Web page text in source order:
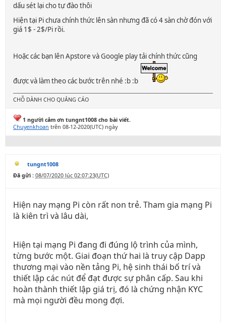
dấu sét lại cho tự đào thôi
Hiện tại Pi chưa chính thức lên sàn nhưng đã có 4 sàn chờ đón với
giá 1$ - 2$/Pi rồi.
Hoặc các bạn lên Apstore và Google play tải chính thức cũng
được và làm theo các bước trên nhé :b :b
CHỖ DÀNH CHO QUẢNG CÁO
1 người cảm ơn tungnt1008 cho bài viết.
Chuyenkhoan trên 08-12-2020(UTC) ngày
tungnt1008
Đã gửi : 08/07/2020 lúc 02:07:23(UTC)
Hiện nay mạng Pi còn rất non trẻ. Tham gia mạng Pi
là kiên trì và lâu dài,
Hiện tại mạng Pi đang đi đúng lộ trình của mình,
từng bước một. Giai đoạn thứ hai là truy cập Dapp
thương mại vào nền tảng Pi, hệ sinh thái bố trí và
thiết lập các nút để đạt được sự phân cấp. Sau khi
hoàn thành thiết lập giá trị, đó là chứng nhận KYC
mà mọi người đều mong đợi.